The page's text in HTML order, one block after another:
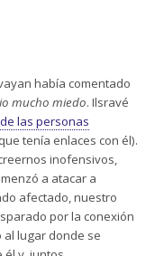
había comentado
mucho miedo. Ilsravé
las personas
tenía enlaces con él).
inofensivos,
a atacar a
afectado, nuestro
por la conexión
lugar donde se